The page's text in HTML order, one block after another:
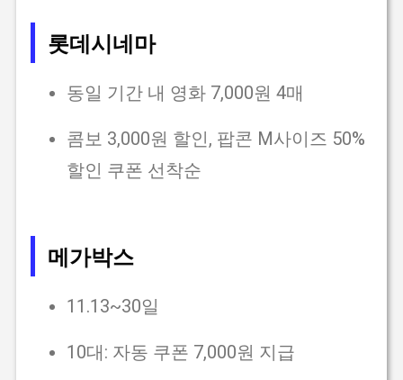
롯데시네마
동일 기간 내 영화 7,000원 4매
콤보 3,000원 할인, 팝콘 M사이즈 50%
할인 쿠폰 선착순
메가박스
11.13~30일
10대: 자동 쿠폰 7,000원 지급